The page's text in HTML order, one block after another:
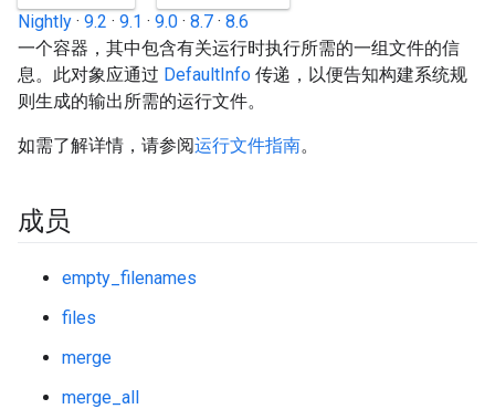
Nightly · 9.2 · 9.1 · 9.0 · 8.7 · 8.6
一个容器，其中包含有关运行时执行所需的一组文件的信
息。此对象应通过 DefaultInfo 传递，以便告知构建系统规
则生成的输出所需的运行文件。
如需了解详情，请参阅运行文件指南。
成员
empty_filenames
files
merge
merge_all